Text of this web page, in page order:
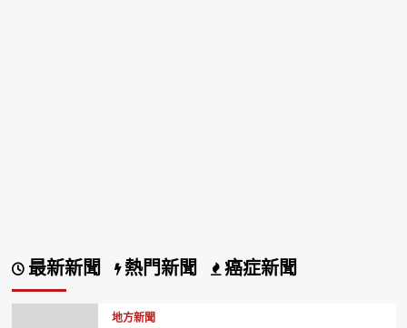
最新新聞 熱門新聞 癌症新聞
地方新聞